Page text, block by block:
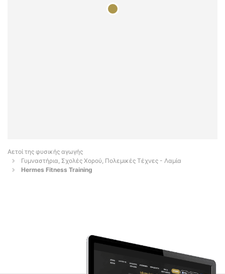
Αετοί της φυσικής αγωγής
Γυμναστήρια, Σχολές Χορού, Πολεμικές Τέχνες - Λαμία
Hermes Fitness Training